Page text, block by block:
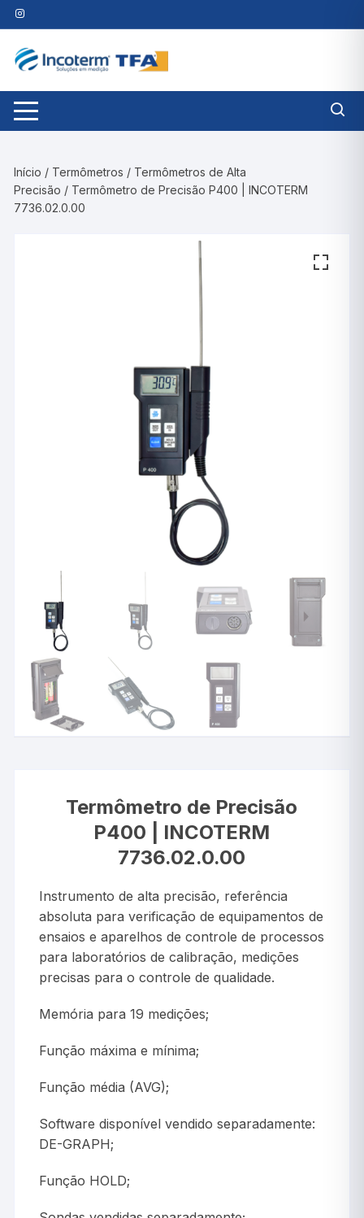
Pular
para
conteúdo
Início / Termômetros / Termômetros de Alta
Precisão / Termômetro de Precisão P400 | INCOTERM
7736.02.0.00
Termômetro de Precisão
P400 | INCOTERM
7736.02.0.00
Instrumento de alta precisão, referência
absoluta para verificação de equipamentos de
ensaios e aparelhos de controle de processos
para laboratórios de calibração, medições
precisas para o controle de qualidade.
Memória para 19 medições;
Função máxima e mínima;
Função média (AVG);
Software disponível vendido separadamente:
DE-GRAPH;
Função HOLD;